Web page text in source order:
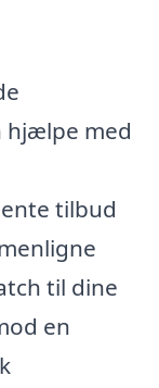
hjælpe med
tilbud
til dine
en